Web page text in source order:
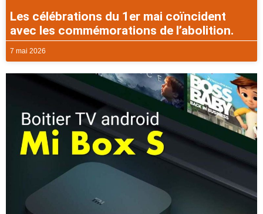
Les célébrations du 1er mai coïncident
avec les commémorations de l’abolition.
7 mai 2026